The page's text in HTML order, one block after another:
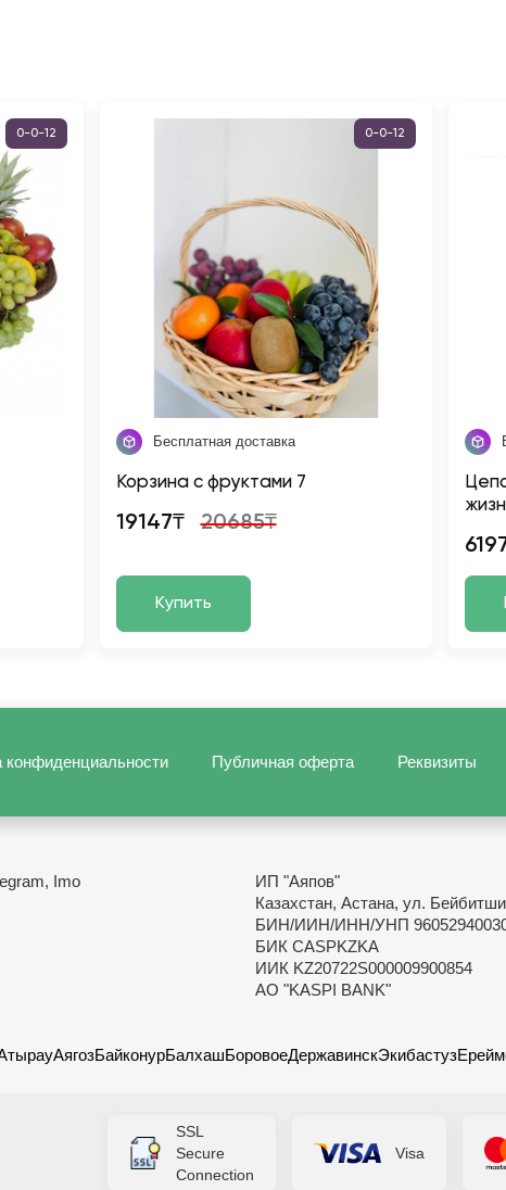
0-0-12 0-0-12
Бесплатная доставка
Корзина с фруктами 7
19147₸ 20685₸
Купить
конфиденциальности Публичная оферта Реквизиты
Imo
ИП "Аяпов"
Казахстан, Астана, ул.
БИН/ИИН/ИНН/УНП
БИК CASPKZKA
ИИК KZ20722S000009900854
АО "KASPI BANK"
АягозБайконурБалхашБоровоеДержавинскЭкибастуз
SSL
Secure
Connection
Visa